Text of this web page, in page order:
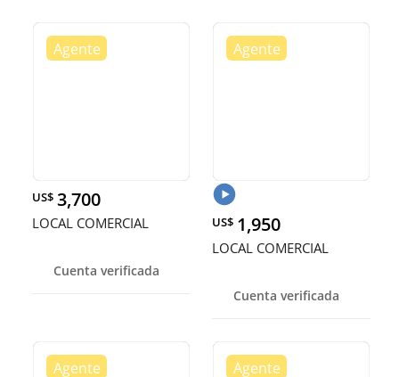
US$ 3,700
LOCAL COMERCIAL
Cuenta verificada
US$ 1,950
LOCAL COMERCIAL
Cuenta verificada